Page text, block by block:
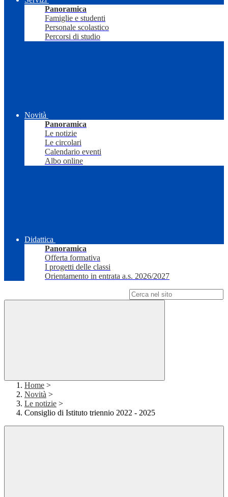
Panoramica
Famiglie e studenti
Personale scolastico
Percorsi di studio
Novità
Panoramica
Le notizie
Le circolari
Calendario eventi
Albo online
Didattica
Panoramica
Offerta formativa
I progetti delle classi
Orientamento in entrata a.s. 2026/2027
Home >
Novità >
Le notizie >
Consiglio di Istituto triennio 2022 - 2025